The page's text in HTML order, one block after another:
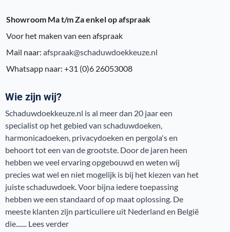
Showroom Ma t/m Za enkel op afspraak
Voor het maken van een afspraak
Mail naar: afspraak@schaduwdoekkeuze.nl
Whatsapp naar: +31 (0)6 26053008
Wie zijn wij?
Schaduwdoekkeuze.nl is al meer dan 20 jaar een
specialist op het gebied van schaduwdoeken,
harmonicadoeken, privacydoeken en pergola's en
behoort tot een van de grootste. Door de jaren heen
hebben we veel ervaring opgebouwd en weten wij
precies wat wel en niet mogelijk is bij het kiezen van het
juiste schaduwdoek. Voor bijna iedere toepassing
hebben we een standaard of op maat oplossing. De
meeste klanten zijn particuliere uit Nederland en België
die....... Lees verder